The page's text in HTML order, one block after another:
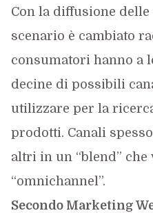
Con la diffusione
scenario è cambiato
consumatori hanno a
decine di possibili
utilizzare per la
prodotti. Canali
altri in un “blend”
“omnichannel”.
Secondo Marketing